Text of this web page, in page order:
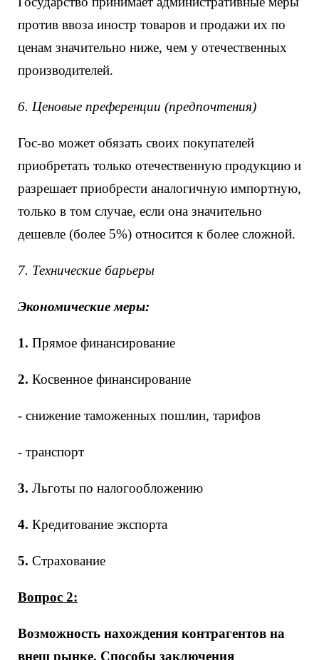
против ввоза иностр товаров и продажи их по
ценам значительно ниже, чем у отечественных
производителей.
6. Ценовые преференции (предпочтения)
Гос-во может обязать своих покупателей
приобретать только отечественную продукцию и
разрешает приобрести аналогичную импортную,
только в том случае, если она значительно
дешевле (более 5%) относится к более сложной.
7. Технические барьеры
Экономические меры:
1. Прямое финансирование
2. Косвенное финансирование
- снижение таможенных пошлин, тарифов
- транспорт
3. Льготы по налогообложению
4. Кредитование экспорта
5. Страхование
Вопрос 2:
Возможность нахождения контрагентов на
внеш рынке. Способы заключения